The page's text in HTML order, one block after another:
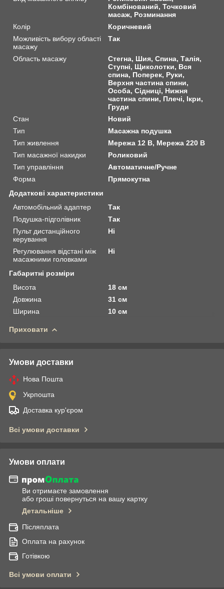
Комбінований, Точковий
масаж, Розминання
Колір
Коричневий
Можливість вибору області
масажу
Так
Область масажу
Стегна, Шия, Спина, Талія,
Ступні, Щиколотки, Вся
спина, Поперек, Руки,
Верхня частина спини,
Особа, Сідниці, Нижня
частина спини, Плечі, Ікри,
Груди
Стан
Новий
Тип
Масажна подушка
Тип живлення
Мережа 12 В, Мережа 220 В
Тип масажної накидки
Роликовий
Тип управління
Автоматичне/Ручне
Форма
Прямокутна
Додаткові характеристики
Автомобільний адаптер
Так
Подушка-підголівник
Так
Пульт дистанційного
керування
Ні
Регулювання відстані між
масажними головками
Ні
Габаритні розміри
Висота
18 см
Довжина
31 см
Ширина
10 см
Приховати
Умови доставки
Нова Пошта
Укрпошта
Доставка кур'єром
Всі умови доставки
Умови оплати
Ви отримаєте замовлення
або гроші повернуться на вашу картку
Детальніше
Післяплата
Оплата на рахунок
Готівкою
Всі умови оплати